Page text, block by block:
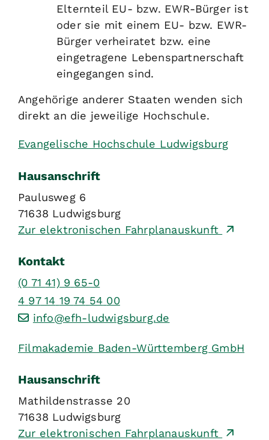
Elternteil EU- bzw. EWR-Bürger ist
oder sie mit einem EU- bzw. EWR-
Bürger verheiratet bzw. eine
eingetragene Lebenspartnerschaft
eingegangen sind.
Angehörige anderer Staaten wenden sich
direkt an die jeweilige Hochschule.
Evangelische Hochschule Ludwigsburg
Hausanschrift
Paulusweg 6
71638 Ludwigsburg
Zur elektronischen Fahrplanauskunft
Kontakt
(0 71 41) 9 65-0
4 97 14 19 74 54 00
info@efh-ludwigsburg.de
Filmakademie Baden-Württemberg GmbH
Hausanschrift
Mathildenstrasse 20
71638 Ludwigsburg
Zur elektronischen Fahrplanauskunft